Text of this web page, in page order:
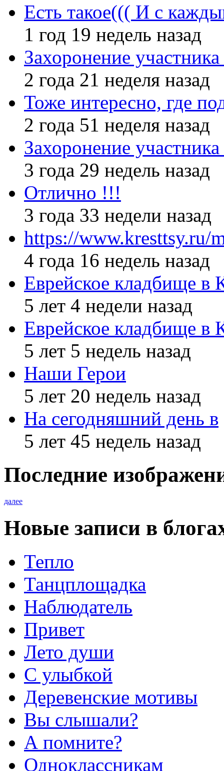
Есть такое((( И с
1 год 19 недель назад
Захоронение
2 года 21 неделя назад
Тоже интересно, где
2 года 51 неделя назад
Захоронение
3 года 29 недель назад
Отлично !!!
3 года 33 недели назад
https://www.kresttsy.ru/
4 года 16 недель назад
Еврейское кладбище в
5 лет 4 недели назад
Еврейское кладбище в
5 лет 5 недель назад
Наши Герои
5 лет 20 недель назад
На сегодняшний день в
5 лет 45 недель назад
Последние
далее
Новые записи в
Тепло
Танцплощадка
Наблюдатель
Привет
Лето души
С улыбкой
Деревенские мотивы
Вы слышали?
А помните?
Одноклассникам